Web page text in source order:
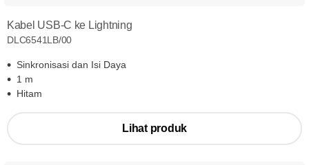
Kabel USB-C ke Lightning
DLC6541LB/00
Sinkronisasi dan Isi Daya
1 m
Hitam
Lihat produk